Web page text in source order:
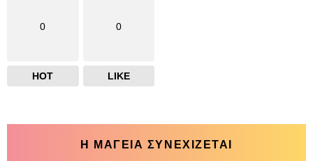
0
HOT
0
LIKE
Η ΜΑΓΕΙΑ ΣΥΝΕΧΙΖΕΤΑΙ